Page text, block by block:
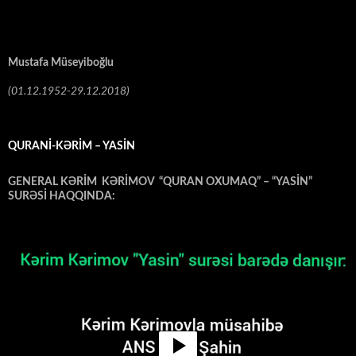
Mustafa Müseyiboğlu
(01.12.1952-29.12.2018)
QURANİ-KƏRİM – YASİN
GENERAL KƏRİM KƏRİMOV “QURAN OXUMAQ” – “YASİN”
SURƏSİ HAQQINDA: